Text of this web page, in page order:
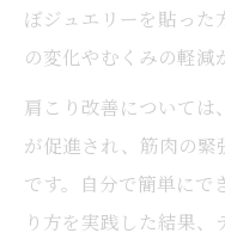
ぼジュエリーを貼った
の変化やむくみの軽減
肩こり改善については
が促進され、筋肉の緊
です。自分で簡単にで
り方を実践した結果